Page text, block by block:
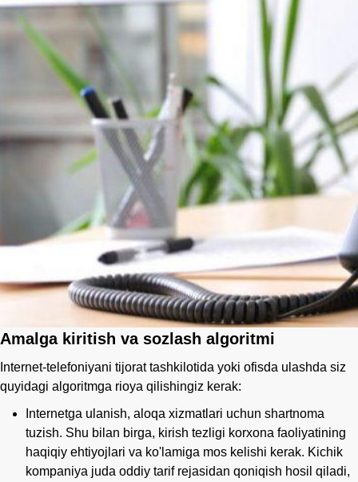
Amalga kiritish va sozlash algoritmi
Internet-telefoniyani tijorat tashkilotida yoki ofisda ulashda siz
quyidagi algoritmga rioya qilishingiz kerak:
Internetga ulanish, aloqa xizmatlari uchun shartnoma
tuzish. Shu bilan birga, kirish tezligi korxona faoliyatining
haqiqiy ehtiyojlari va ko'lamiga mos kelishi kerak. Kichik
kompaniya juda oddiy tarif rejasidan qoniqish hosil qiladi,